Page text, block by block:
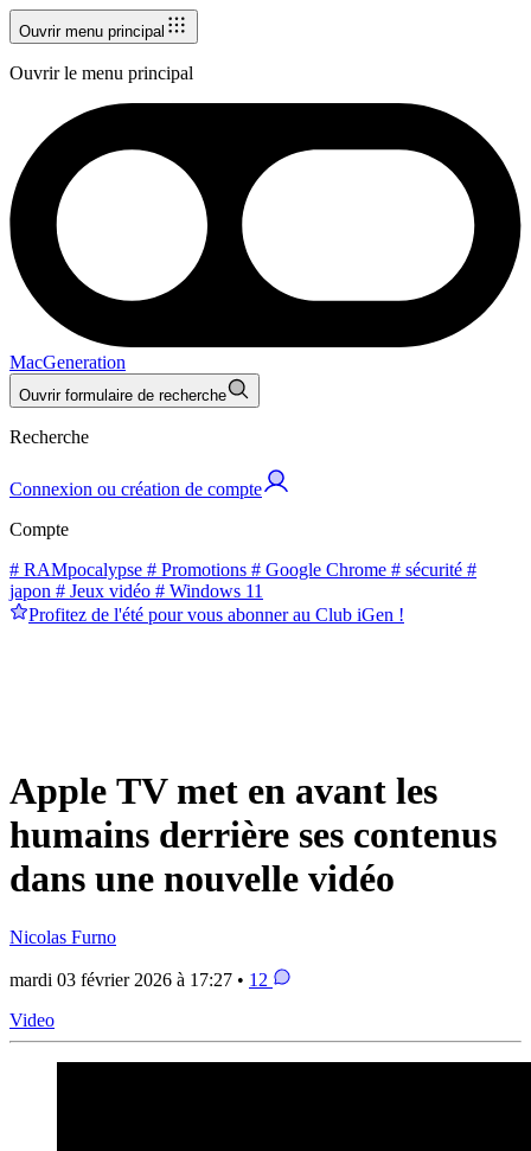
Ouvrir menu principal
Ouvrir le menu principal
MacGeneration
Ouvrir formulaire de recherche
Recherche
Connexion ou création de compte
Compte
# RAMpocalypse # Promotions # Google Chrome # sécurité #
japon # Jeux vidéo # Windows 11
Profitez de l'été pour vous abonner au Club iGen !
Apple TV met en avant les
humains derrière ses contenus
dans une nouvelle vidéo
Nicolas Furno
mardi 03 février 2026 à 17:27 • 12
Video